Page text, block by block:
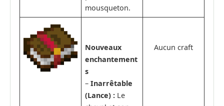
mousqueton.
Nouveaux
enchantement
s
–Inarrêtable
(Lance) : Le
Aucun craft